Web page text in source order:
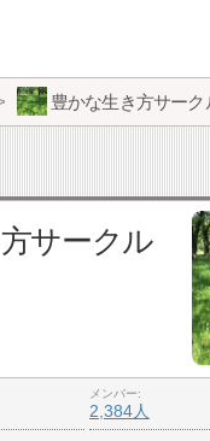
豊かな生き方サーク
サークル
メンバー
2,384人